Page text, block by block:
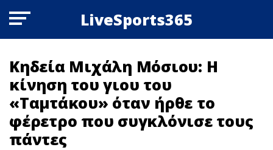
LiveSports365
Κηδεία Μιχάλη Μόσιου: Η
κίνηση του γιου του
«Ταμτάκου» όταν ήρθε το
φέρετρο που συγκλόνισε τους
πάντες